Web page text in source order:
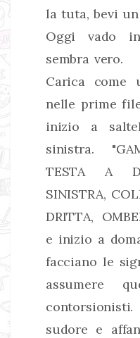
la tuta, bevi
Oggi vado
sembra vero.
Carica come
nelle prime
inizio a
sinistra.
TESTA A
SINISTRA,
DRITTA,
e inizio a
facciano le
assumere
sudore e